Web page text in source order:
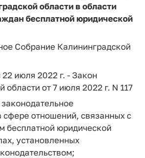
области в области
бесплатной юридической
Собрание Калининградской
22 июля 2022 г. - Закон
области от 7 июля 2022 г. N 117
сфере отношений, связанных с
бесплатной юридической
установленных